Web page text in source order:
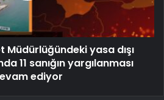
Müdürlüğündeki yasa dışı
11 sanığın yargılanması
ediyor